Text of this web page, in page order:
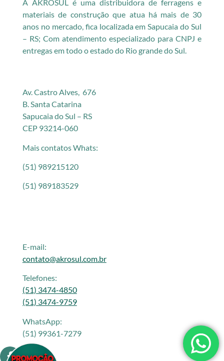
A AKROSUL é uma distribuidora de ferragens e
materiais de construção que atua há mais de 30
anos no mercado, fica localizada em Sapucaia do Sul
– RS; Com atendimento especializado para CNPJ e
entregas em todo o estado do Rio grande do Sul.
Av. Castro Alves, 676
B. Santa Catarina
Sapucaia do Sul – RS
CEP 93214-060
Mais contatos Whats:
(51) 989215120
(51) 989183529
E-mail:
contato@akrosul.com.br
Telefones:
(51) 3474-4850
(51) 3474-9759
WhatsApp:
(51) 99361-7279